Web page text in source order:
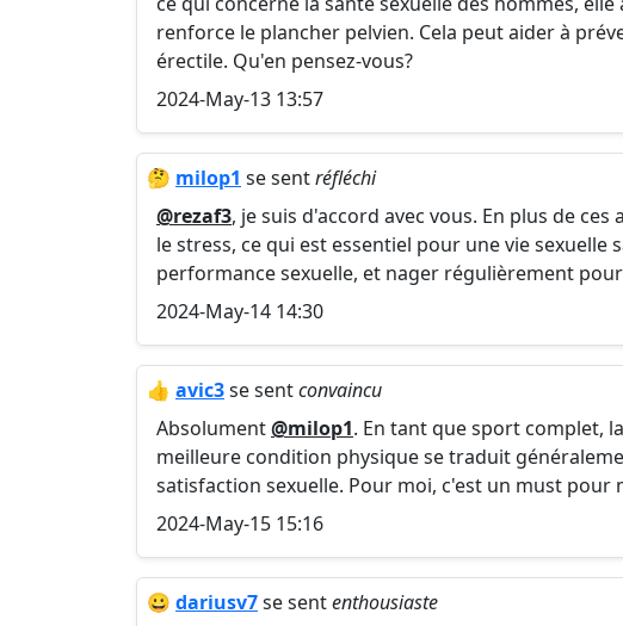
renforce le plancher pelvien. Cela peut aider à
érectile. Qu'en pensez-vous?
2024-May-13 13:57
🤔 milop1 se sentréfléchi
@rezaf3, je suis d'accord avec vous. En plus de
le stress, ce qui est essentiel pour une vie sexuelle
performance sexuelle, et nager régulièrement
2024-May-14 14:30
👍 avic3se sentconvaincu
Absolument@milop1. En tant que sport complet,
meilleure condition physique se traduit
satisfaction sexuelle. Pour moi, c'est un must pour
2024-May-15 15:16
😀 dariusv7se sententhousiaste